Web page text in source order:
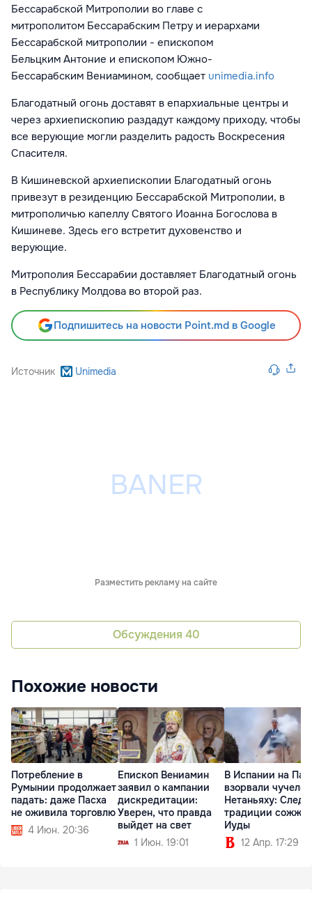
Бессарабской Митрополии во главе с
митрополитом Бессарабским Петру и иерархами
Бессарабской митрополии - епископом
Бельцким Антоние и епископом Южно-
Бессарабским Вениамином, сообщает unimedia.info
Благодатный огонь доставят в епархиальные центры и
через архиепископию раздадут каждому приходу, чтобы
все верующие могли разделить радость Воскресения
Спасителя.
В Кишиневской архиепископии Благодатный огонь
привезут в резиденцию Бессарабской Митрополии, в
митрополичью капеллу Святого Иоанна Богослова в
Кишиневе. Здесь его встретит духовенство и
верующие.
Митрополия Бессарабии доставляет Благодатный огонь
в Республику Молдова во второй раз.
Подпишитесь на новости Point.md в Google
Источник Unimedia
Разместить рекламу на сайте
Обсуждения 40
Похожие новости
Потребление в
Румынии продолжает
падать: даже Пасха
не оживила торговлю
4 Июн. 20:36
Епископ Вениамин
заявил о кампании
дискредитации:
Уверен, что правда
выйдет на свет
1 Июн. 19:01
В Испании на
взорвали чучело
Нетаньяху:
традиции
Иуды
12 Апр. 17:29